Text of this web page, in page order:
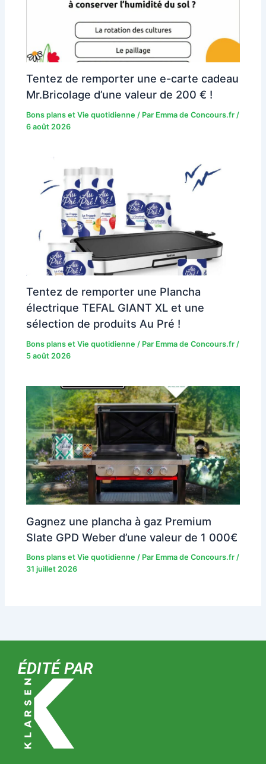
Tentez de remporter une e-carte cadeau
Mr.Bricolage d’une valeur de 200 € !
Bons plans et Vie quotidienne / Par Emma de Concours.fr/
6 août 2026
Tentez de remporter une Plancha
électrique TEFAL GIANT XL et une
sélection de produits Au Pré !
Bons plans et Vie quotidienne / Par Emma de Concours.fr/
5 août 2026
Gagnez une plancha à gaz Premium
Slate GPD Weber d’une valeur de 1 000€
Bons plans et Vie quotidienne / Par Emma de Concours.fr/
31 juillet 2026
ÉDITÉ PAR